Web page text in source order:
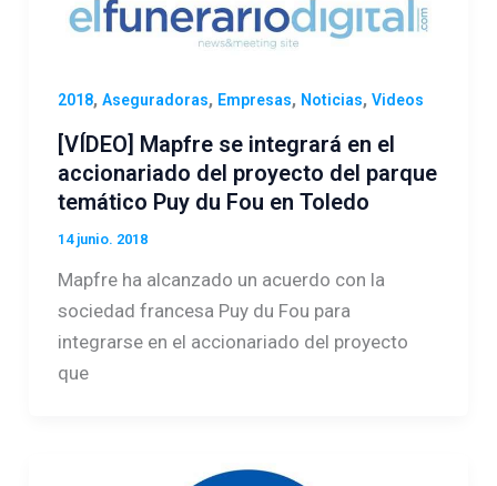
2018, Aseguradoras, Empresas, Noticias, Videos
[VÍDEO] Mapfre se integrará en el
accionariado del proyecto del parque
temático Puy du Fou en Toledo
14 junio. 2018
Mapfre ha alcanzado un acuerdo con la
sociedad francesa Puy du Fou para
integrarse en el accionariado del proyecto
que